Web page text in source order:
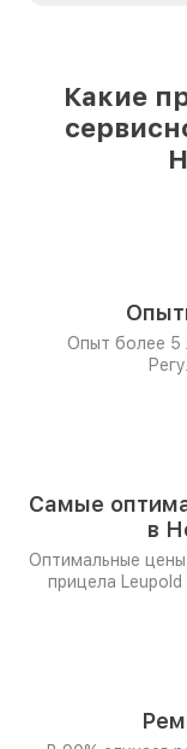
Какие
Опыт более 5
Самые
в
Оптимальные
прицела